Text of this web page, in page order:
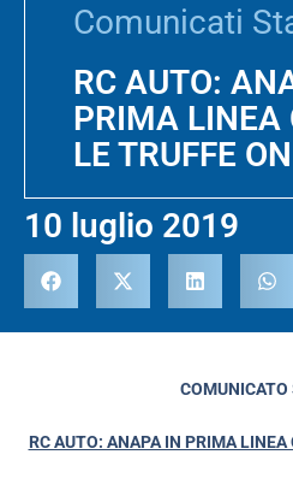
Comunicati
RC AUTO:
PRIMA LINEA
LE TRUFFE
10 luglio 2019
COMUNICATO
RC AUTO: ANAPA IN PRIMA